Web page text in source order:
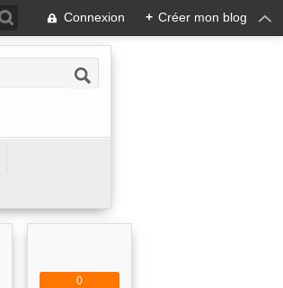
Connexion + Créer mon blog
0